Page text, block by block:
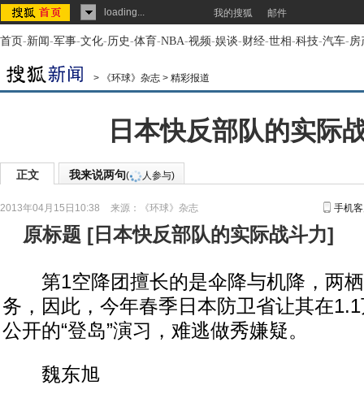
loading... 我的搜狐 邮件
首页-新闻-军事-文化-历史-体育-NBA-视频-娱谈-财经-世相-科技-汽车-房
> 《环球》杂志 > 精彩报道
日本快反部队的实际
正文 我来说两句( 人参与)
2013年04月15日10:38 来源： 《环球》杂志 手机
原标题 [ 日本快反部队的实际战斗力]
第1空降团擅长的是伞降与机降，两栖
务，因此，今年春季日本防卫省让其在
公开的“登岛”演习，难逃做秀嫌疑。
魏东旭